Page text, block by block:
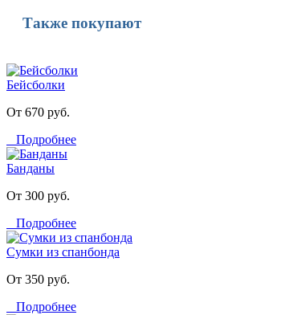
Также покупают
Бейсболки
От 670 руб.
Подробнее
Банданы
От 300 руб.
Подробнее
Сумки из спанбонда
От 350 руб.
Подробнее